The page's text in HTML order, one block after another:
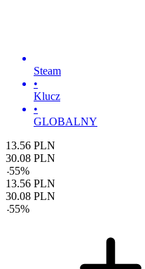
Steam
•
Klucz
•
GLOBALNY
13.56 PLN
30.08 PLN
-55%
13.56 PLN
30.08 PLN
-55%